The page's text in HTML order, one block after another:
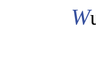
W